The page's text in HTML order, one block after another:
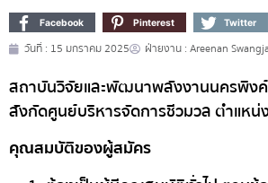
Facebook Pinterest Twitter
วันที่ : 15 มกราคม 2025 ฝ่ายงาน : Areenan
สถาบันวิจัยและพัฒนาพลังงานนครพิงค์
สังกัดศูนย์บริหารจัดการชีวมวล ตำแห
คุณสมบัติของผู้สมัคร